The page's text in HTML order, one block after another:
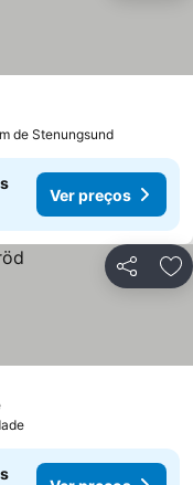
de Stenungsund
Ver preços
Partilhar
Ver preços